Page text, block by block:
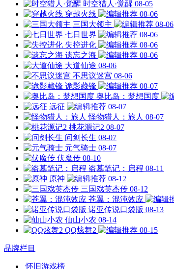
时空猎人·觉醒 08-05
穿越火线
08-06
三国大领主
08-06
七日世界
08-06
失控进化
08-06
遗忘之海
08-06
大道仙途 08-06
不思议迷宫 08-06
诡影藏锋
08-07
奥比岛：梦想国度
远征
08-07
怪物猎人：旅人 08-07
桃花源记2 08-07
问剑长生 08-07
元气骑士 08-07
伏魔传 08-10
盗墓笔记：启程 08-11
原神
08-12
三国戏英杰传 08-12
苍翼：混沌效应
诺亚传说口袋版 08-13
仙山小农 08-14
QQ炫舞2
08-15
品牌栏目
怀旧游戏榜